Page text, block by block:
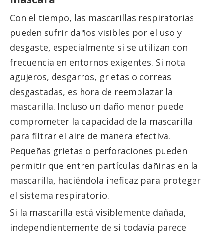
Con el tiempo, las mascarillas respiratorias
pueden sufrir daños visibles por el uso y
desgaste, especialmente si se utilizan con
frecuencia en entornos exigentes. Si nota
agujeros, desgarros, grietas o correas
desgastadas, es hora de reemplazar la
mascarilla. Incluso un daño menor puede
comprometer la capacidad de la mascarilla
para filtrar el aire de manera efectiva.
Pequeñas grietas o perforaciones pueden
permitir que entren partículas dañinas en la
mascarilla, haciéndola ineficaz para proteger
el sistema respiratorio.
Si la mascarilla está visiblemente dañada,
independientemente de si todavía parece